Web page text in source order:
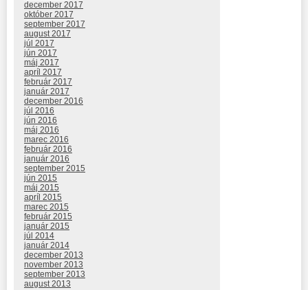
december 2017
október 2017
september 2017
august 2017
júl 2017
jún 2017
máj 2017
apríl 2017
február 2017
január 2017
december 2016
júl 2016
jún 2016
máj 2016
marec 2016
február 2016
január 2016
september 2015
jún 2015
máj 2015
apríl 2015
marec 2015
február 2015
január 2015
júl 2014
január 2014
december 2013
november 2013
september 2013
august 2013